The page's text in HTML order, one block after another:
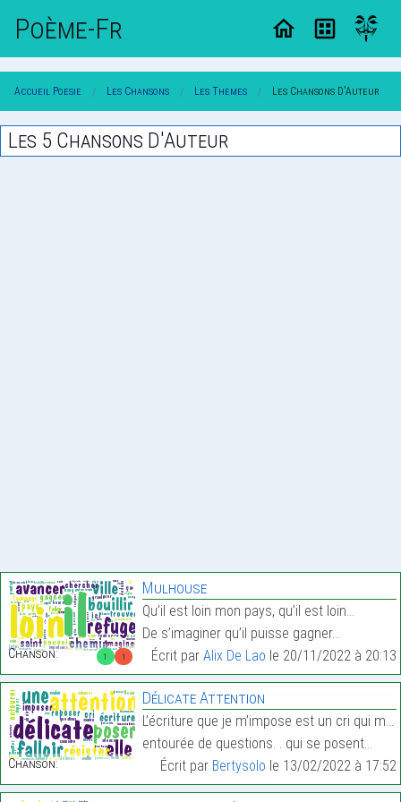
Poème-Fr
Accueil Poesie Les Chansons Les Themes Les Chansons D'Auteur
Les 5 Chansons D'Auteur
1 1
Chanson:
Mulhouse
Qu’il est loin mon pays, qu’il est loin…
De s’imaginer qu’il puisse gagner…
Écrit par Alix De Lao le 20/11/2022 à 20:13
Chanson:
Délicate Attention
L’écriture que je m’impose est un cri qui me repos
entourée de questions. . qui se posent…
Écrit par Bertysolo le 13/02/2022 à 17:52